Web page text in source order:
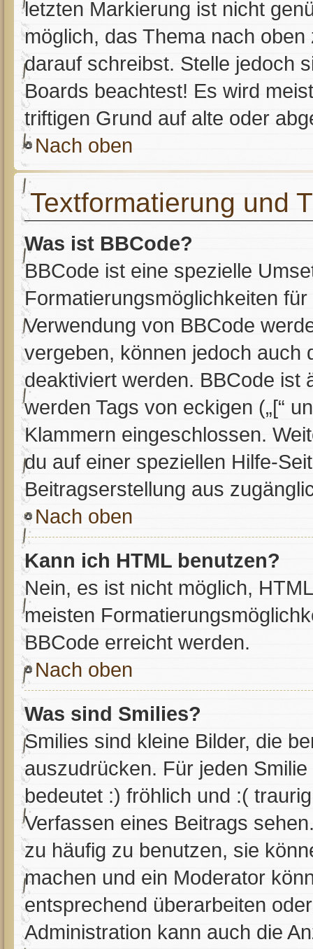
letzten Markierung ist nicht
möglich, das Thema nach
darauf schreibst. Stelle jedoch
Boards beachtest! Es wird
triftigen Grund auf alte oder
Nach oben
Textformatierung und
Was ist BBCode?
BBCode ist eine spezielle
Formatierungsmöglichkeiten
Verwendung von BBCode
vergeben, können jedoch auch
deaktiviert werden. BBCode ist
werden Tags von eckigen („[“
Klammern eingeschlossen.
du auf einer speziellen Hilfe-
Beitragserstellung aus
Nach oben
Kann ich HTML benutzen?
Nein, es ist nicht möglich,
meisten
BBCode erreicht werden.
Nach oben
Was sind Smilies?
Smilies sind kleine Bilder, die
auszudrücken. Für jeden
bedeutet :) fröhlich und :(
Verfassen eines Beitrags
zu häufig zu benutzen, sie
machen und ein Moderator
entsprechend überarbeiten
Administration kann auch die